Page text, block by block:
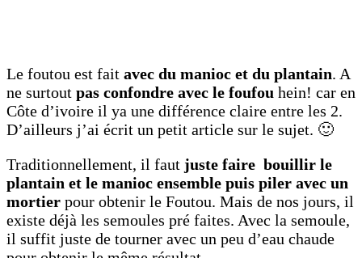
Le foutou est fait avec du manioc et du plantain. A
ne surtout pas confondre avec le foufou hein! car en
Côte d’ivoire il ya une différence claire entre les 2.
D’ailleurs j’ai écrit un petit article sur le sujet. 🙂
Traditionnellement, il faut juste faire bouillir le
plantain et le manioc ensemble puis piler avec un
mortier pour obtenir le Foutou. Mais de nos jours, il
existe déjà les semoules pré faites. Avec la semoule,
il suffit juste de tourner avec un peu d’eau chaude